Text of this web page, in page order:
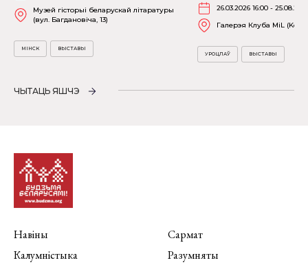
Музей гісторыі беларускай літаратуры
(вул. Багдановіча, 13)
МІНСК ВЫСТАВЫ
26.03.2026 16:00 -
Галерэя Клуба MiL
УРОЦЛАЎ ВЫСТАВЫ
ЧЫТАЦЬ ЯШЧЭ
Навіны
Калумністыка
Сармат
Разумняты